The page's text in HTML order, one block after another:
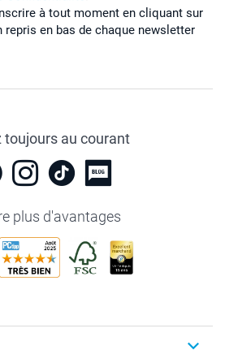
à tout moment en cliquant sur
repris en bas de chaque newsletter
toujours au courant
plus d'avantages